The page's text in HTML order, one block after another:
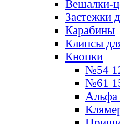
Вешалки-
Застежки
Карабины
Клипсы
Кнопки
№54
№61